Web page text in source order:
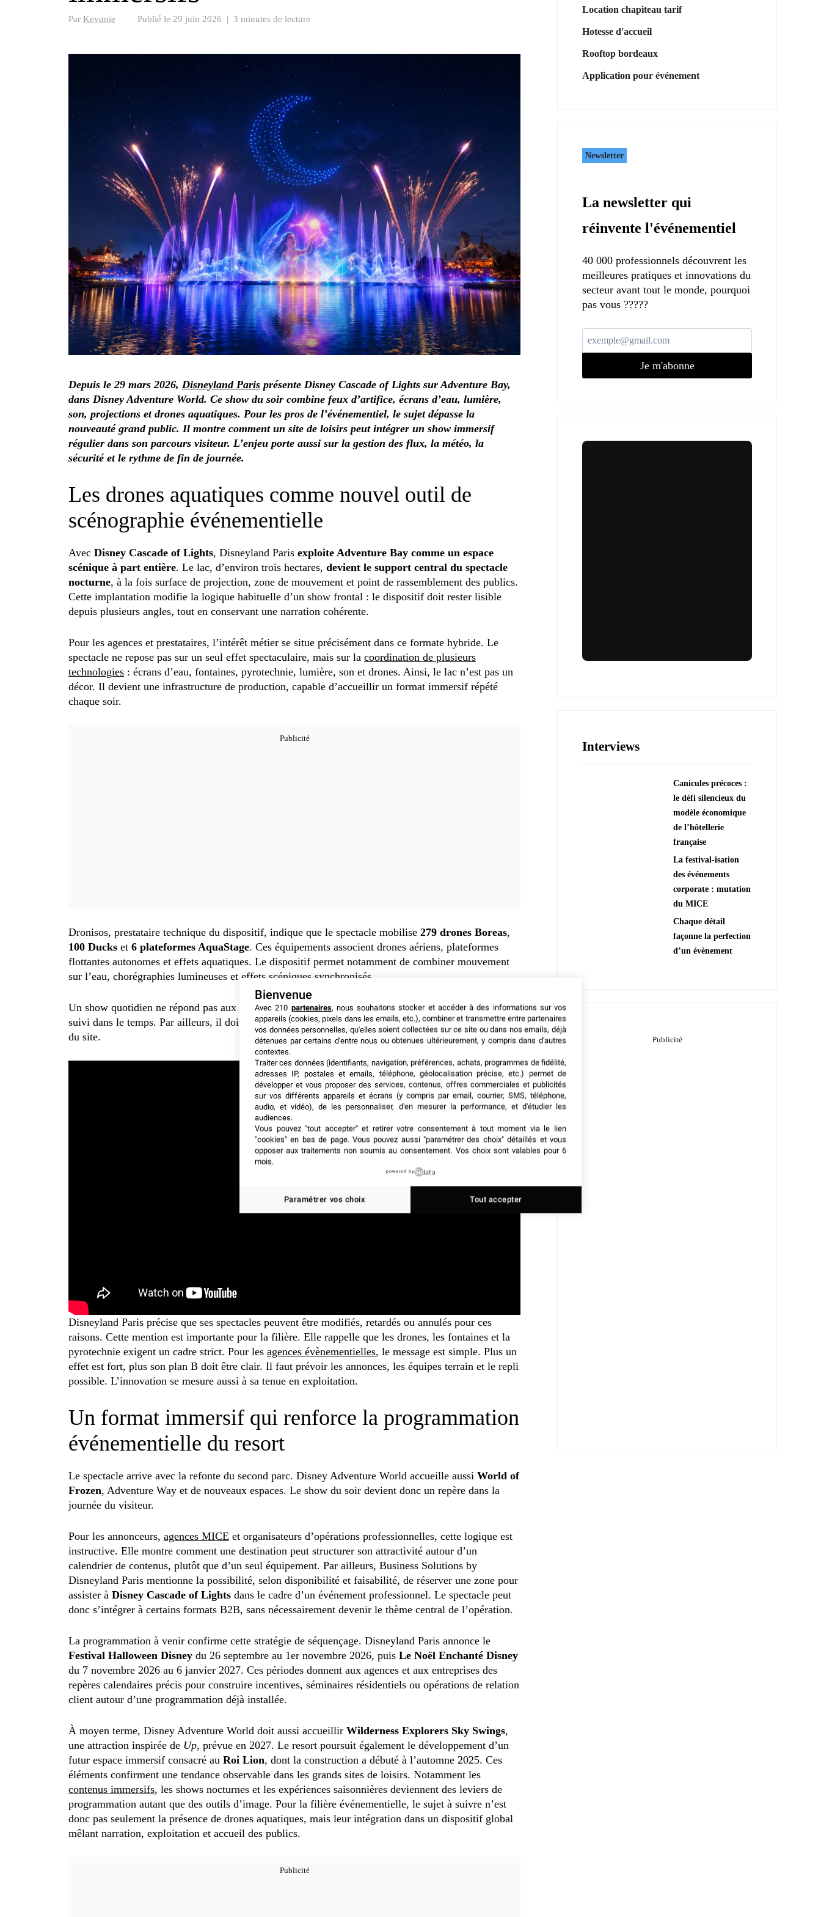
Par Kevunie Publié le 29 juin 2026 | 3 minutes de lecture
Depuis le 29 mars 2026, Disneyland Paris présente Disney Cascade of Lights sur Adventure Bay,
dans Disney Adventure World. Ce show du soir combine feux d’artifice, écrans d’eau, lumière,
son, projections et drones aquatiques. Pour les pros de l’événementiel, le sujet dépasse la
nouveauté grand public. Il montre comment un site de loisirs peut intégrer un show immersif
régulier dans son parcours visiteur. L’enjeu porte aussi sur la gestion des flux, la météo, la
sécurité et le rythme de fin de journée.
Les drones aquatiques comme nouvel outil de
scénographie événementielle
Avec Disney Cascade of Lights, Disneyland Paris exploite Adventure Bay comme un espace
scénique à part entière. Le lac, d’environ trois hectares, devient le support central du spectacle
nocturne, à la fois surface de projection, zone de mouvement et point de rassemblement des publics.
Cette implantation modifie la logique habituelle d’un show frontal : le dispositif doit rester lisible
depuis plusieurs angles, tout en conservant une narration cohérente.
Pour les agences et prestataires, l’intérêt métier se situe précisément dans ce formate hybride. Le
spectacle ne repose pas sur un seul effet spectaculaire, mais sur la coordination de plusieurs
technologies : écrans d’eau, fontaines, pyrotechnie, lumière, son et drones. Ainsi, le lac n’est pas un
décor. Il devient une infrastructure de production, capable d’accueillir un format immersif répété
chaque soir.
Dronisos, prestataire technique du dispositif, indique que le spectacle mobilise 279 drones Boreas,
100 Ducks et 6 plateformes AquaStage. Ces équipements associent drones aériens, plateformes
flottantes autonomes et effets aquatiques. Le dispositif permet notamment de combiner mouvement
sur l’eau, chorégraphies lumineuses et effets scéniques synchronisés.
Un show quotidien ne répond pas aux mêmes règles qu’une soirée unique. Il doit être répété, testé et
suivi dans le temps. Par ailleurs, il doit rester compatible avec la météo, la maintenance et la sécurité
du site.
Disneyland Paris précise que ses spectacles peuvent être modifiés, retardés ou annulés pour ces
raisons. Cette mention est importante pour la filière. Elle rappelle que les drones, les fontaines et la
pyrotechnie exigent un cadre strict. Pour les agences évènementielles, le message est simple. Plus un
effet est fort, plus son plan B doit être clair. Il faut prévoir les annonces, les équipes terrain et le repli
possible. L’innovation se mesure aussi à sa tenue en exploitation.
Un format immersif qui renforce la programmation
événementielle du resort
Le spectacle arrive avec la refonte du second parc. Disney Adventure World accueille aussi World of
Frozen, Adventure Way et de nouveaux espaces. Le show du soir devient donc un repère dans la
journée du visiteur.
Pour les annonceurs, agences MICE et organisateurs d’opérations professionnelles, cette logique est
instructive. Elle montre comment une destination peut structurer son attractivité autour d’un
calendrier de contenus, plutôt que d’un seul équipement. Par ailleurs, Business Solutions by
Disneyland Paris mentionne la possibilité, selon disponibilité et faisabilité, de réserver une zone pour
assister à Disney Cascade of Lights dans le cadre d’un événement professionnel. Le spectacle peut
donc s’intégrer à certains formats B2B, sans nécessairement devenir le thème central de l’opération.
La programmation à venir confirme cette stratégie de séquençage. Disneyland Paris annonce le
Festival Halloween Disney du 26 septembre au 1er novembre 2026, puis Le Noël Enchanté Disney
du 7 novembre 2026 au 6 janvier 2027. Ces périodes donnent aux agences et aux entreprises des
repères calendaires précis pour construire incentives, séminaires résidentiels ou opérations de relation
client autour d’une programmation déjà installée.
À moyen terme, Disney Adventure World doit aussi accueillir Wilderness Explorers Sky Swings,
une attraction inspirée de Up, prévue en 2027. Le resort poursuit également le développement d’un
futur espace immersif consacré au Roi Lion, dont la construction a débuté à l’automne 2025. Ces
éléments confirment une tendance observable dans les grands sites de loisirs. Notamment les
contenus immersifs, les shows nocturnes et les expériences saisonnières deviennent des leviers de
programmation autant que des outils d’image. Pour la filière événementielle, le sujet à suivre n’est
donc pas seulement la présence de drones aquatiques, mais leur intégration dans un dispositif global
mêlant narration, exploitation et accueil des publics.
Location chapiteau tarif
Hotesse d'accueil
Rooftop bordeaux
Application pour événement
Newsletter
La newsletter qui
réinvente l'événementiel
40 000 professionnels découvrent les
meilleures pratiques et innovations du
secteur avant tout le monde, pourquoi
pas vous ?????
Je m'abonne
???? Explorer les animations
Interviews
Canicules précoces :
le défi silencieux du
modèle économique
de l’hôtellerie
française
La festival-isation
des événements
corporate : mutation
du MICE
Chaque détail
façonne la perfection
d’un évènement
Bienvenue
Avec 210 partenaires, nous souhaitons stocker et accéder à des informations sur vos
appareils (cookies, pixels dans les emails, etc.), combiner et transmettre entre partenaires
vos données personnelles, qu'elles soient collectées sur ce site ou dans nos emails, déjà
détenues par certains d'entre nous ou obtenues ultérieurement, y compris dans d'autres
contextes.
Traiter ces données (identifiants, navigation, préférences, achats, programmes de fidélité,
adresses IP, postales et emails, téléphone, géolocalisation précise, etc.) permet de
développer et vous proposer des services, contenus, offres commerciales et publicités
sur vos différents appareils et écrans (y compris par email, courrier, SMS, téléphone,
audio, et vidéo), de les personnaliser, d'en mesurer la performance, et d'étudier les
audiences.
Vous pouvez "tout accepter" et retirer votre consentement à tout moment via le lien
"cookies" en bas de page. Vous pouvez aussi "paramétrer des choix" détaillés et vous
opposer aux traitements non soumis au consentement. Vos choix sont valables pour 6
mois.
powered by
Paramétrer vos choix Tout accepter